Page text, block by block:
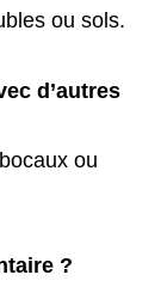
ou sols.
d’autres
ou
?